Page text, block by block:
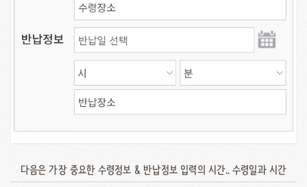
다음은 가장 중요한 수령정보 & 반납정보 입력의 시간.. 수령일과 시간